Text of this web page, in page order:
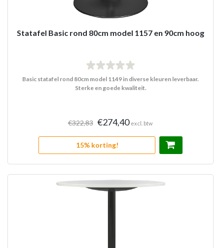
Statafel Basic rond 80cm model 1157 en 90cm hoog
Basic statafel rond 80cm model 1149 in diverse kleuren leverbaar.
Sterke en goede kwaliteit.
€322,83 €274,40 excl. btw
15% korting!